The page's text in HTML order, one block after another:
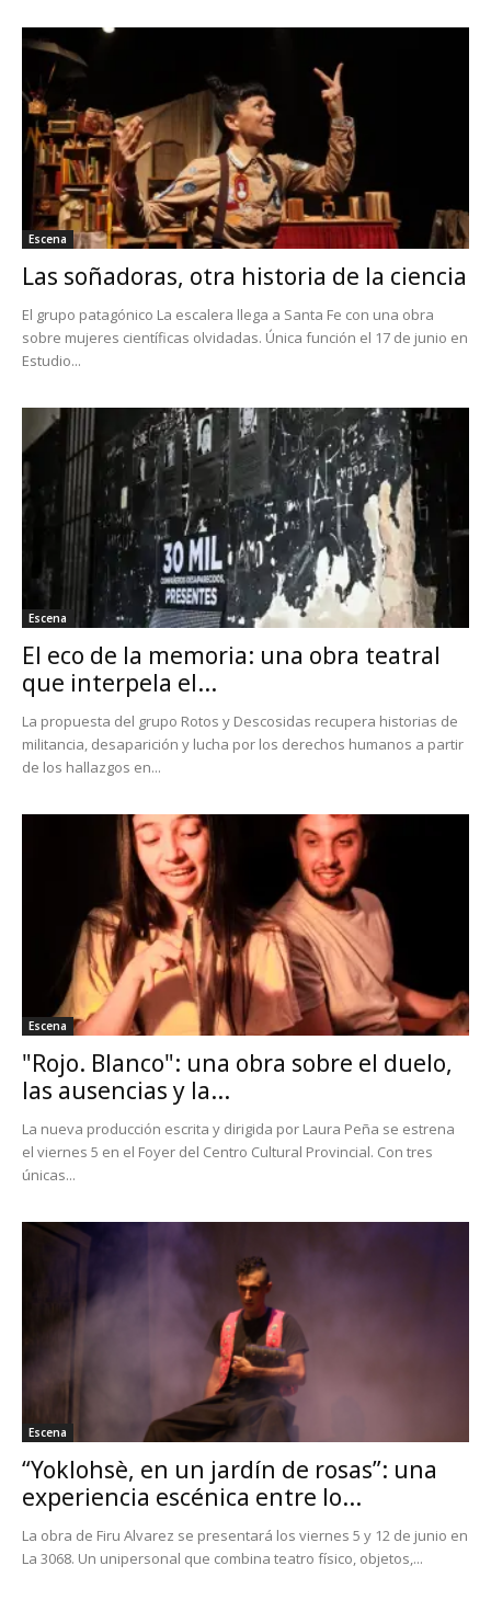
Escena
Las soñadoras, otra historia de la ciencia
El grupo patagónico La escalera llega a Santa Fe con una obra
sobre mujeres científicas olvidadas. Única función el 17 de junio en
Estudio...
Escena
El eco de la memoria: una obra teatral
que interpela el...
La propuesta del grupo Rotos y Descosidas recupera historias de
militancia, desaparición y lucha por los derechos humanos a partir
de los hallazgos en...
Escena
"Rojo. Blanco": una obra sobre el duelo,
las ausencias y la...
La nueva producción escrita y dirigida por Laura Peña se estrena
el viernes 5 en el Foyer del Centro Cultural Provincial. Con tres
únicas...
Escena
“Yoklohsè, en un jardín de rosas”: una
experiencia escénica entre lo...
La obra de Firu Alvarez se presentará los viernes 5 y 12 de junio en
La 3068. Un unipersonal que combina teatro físico, objetos,...